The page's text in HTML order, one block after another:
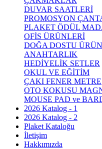
DUVAR SAATLERİ
PROMOSYON
PLAKET ÖDÜL
OFİS ÜRÜNLERİ
DOĞA DOSTU
ANAHTARLIK
HEDİYELİK SETLER
OKUL VE EĞİTİM
ÇAKI FENER METRE
OTO KOKUSU
MOUSE PAD ve
2026 Katalog - 1
2026 Katalog - 2
Plaket Kataloğu
İletişim
Hakkımızda